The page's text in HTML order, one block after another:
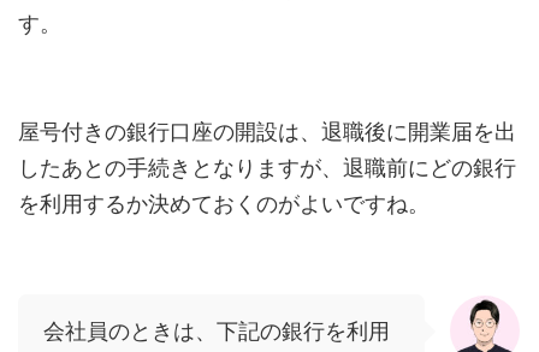
す。
屋号付きの銀行口座の開設は、退職後に開業届を出
したあとの手続きとなりますが、退職前にどの銀行
を利用するか決めておくのがよいですね。
会社員のときは、下記の銀行を利用